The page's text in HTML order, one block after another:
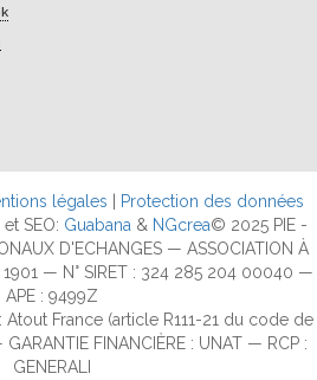
légales
Protection des données
SEO: Guabana & NGcrea© 2025 PIE -
D'ECHANGES — ASSOCIATION À
1901 — N° SIRET : 324 285 204 00040 —
APE : 9499Z
France (article R111-21 du code de
FINANCIÈRE : UNAT — RCP :
GENERALI